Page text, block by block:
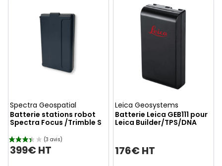
Spectra Geospatial
Batterie stations robot
Spectra Focus /Trimble S
399€ HT
Leica Geosystems
Batterie Leica GEB111 pour
Leica Builder/TPS/DNA
176€ HT